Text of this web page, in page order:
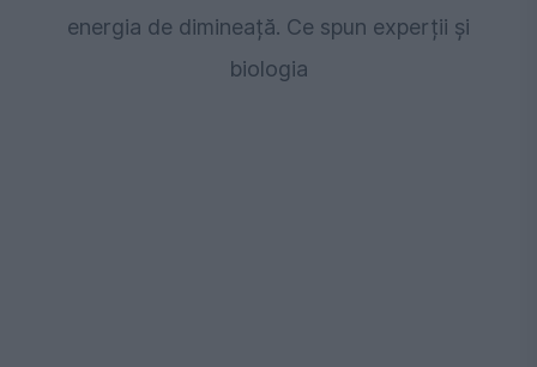
energia de dimineață. Ce spun experții și
biologia